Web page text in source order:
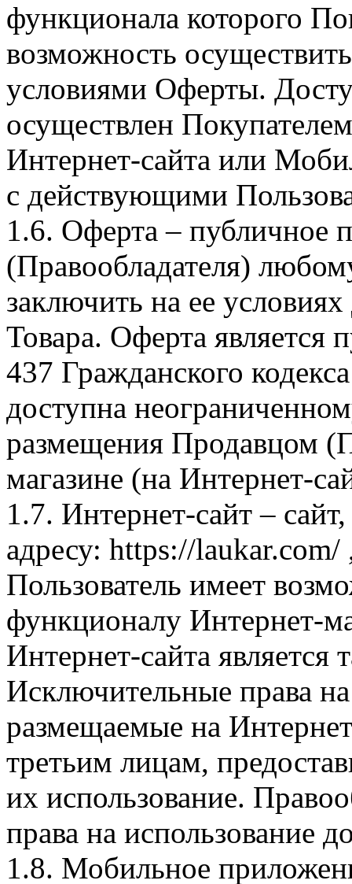
функционала которого
возможность
условиями Оферты.
осуществлен
Интернет-сайта или
с действующими
1.6. Оферта – публичное
(Правообладателя)
заключить на ее
Товара. Оферта является
437 Гражданского
доступна
размещения Продавцом
магазине (на Интернет-
1.7. Интернет-сайт –
адресу: https://laukar.com/
Пользователь имеет
функционалу Интернет-
Интернет-сайта
Исключительные права
размещаемые на
третьим лицам,
их использование.
права на использование
1.8. Мобильное